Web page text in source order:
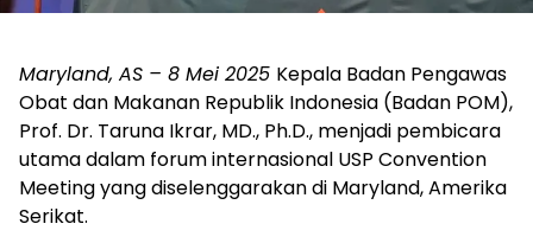
Maryland, AS – 8 Mei 2025 Kepala Badan Pengawas
Obat dan Makanan Republik Indonesia (Badan POM),
Prof. Dr. Taruna Ikrar, MD., Ph.D., menjadi pembicara
utama dalam forum internasional USP Convention
Meeting yang diselenggarakan di Maryland, Amerika
Serikat.